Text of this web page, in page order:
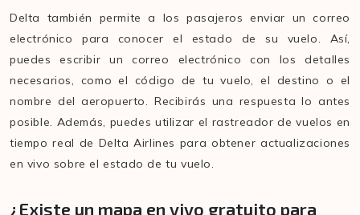
Delta también permite a los pasajeros enviar un correo
electrónico para conocer el estado de su vuelo. Así,
puedes escribir un correo electrónico con los detalles
necesarios, como el código de tu vuelo, el destino o el
nombre del aeropuerto. Recibirás una respuesta lo antes
posible. Además, puedes utilizar el rastreador de vuelos en
tiempo real de Delta Airlines para obtener actualizaciones
en vivo sobre el estado de tu vuelo.
¿Existe un mapa en vivo gratuito para